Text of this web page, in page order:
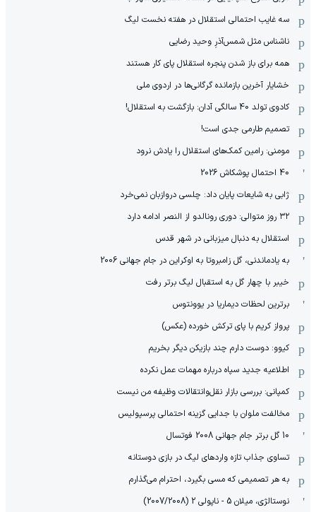
سه غایب احتمالی استقلال در هفته نخست لیگ
ناشناس مثل شمس‌آذرِ وحید رضایی
همه برای باز شدن پنجره استقلال پای کار هستند
خشایار آخرین بازمانده گرگانی‌ها در اردوی ملی
کادوی تولد 40 سالگی آدان: بازگشت به استقلال!
تصمیم طارمی جدی است!
مومنی: رامین کمک‌های استقلال را یادش نرود
40 احتمال پوشکاش 2026
ژابی به شایعات پایان داد: چلسی دروازبان نمی‌خرد
۳۲ روز متوالی: دوری رونالدو از النصر ادامه دارد
استقلال به دنبال میزبانی در شهر قدس
به یادماندنی، گل زامبروتا به اوکراین در جام جهانی 2006
خیبر با چهار گل به استقبال لیگ برتر رفت
برترین لحظات دیماریا در یوونتوس
پرواز کریم با پای ترکش خورده (عکس)
کیوو: دوست دارم چند بازیکن دیگر بخریم
اطلاعیه جدید سپاه درباره مهمات عمل نکرده
کمپانی: بررسی بازار نقل‌وانتقالات وظیفه من نیست
مخالفت ملوان با جدایی گزینه احتمالی پرسپولیس
10 گل برتر جام جهانی 2008 فوتسال
تساوی جذاب تازه واردهای لیگ در بازی دوستانه
به هر تصمیمی که مسی بگیرد، احترام می‌گذارم
نوستالژی، میلان 5 - ناپولی 2 (2007/2008)